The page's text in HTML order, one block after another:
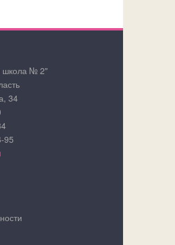
школа № 2"
34
95